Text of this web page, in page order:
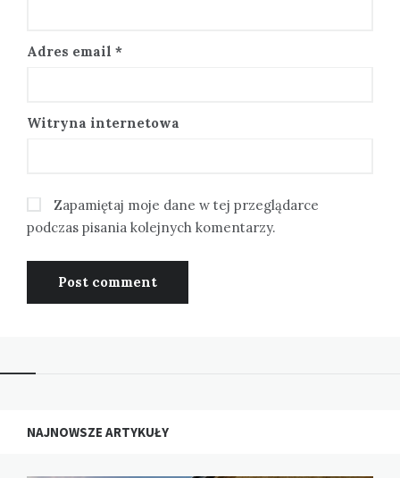
Adres email *
Witryna internetowa
Zapamiętaj moje dane w tej przeglądarce
podczas pisania kolejnych komentarzy.
NAJNOWSZE ARTYKUŁY